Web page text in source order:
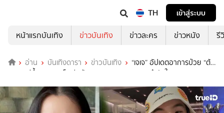
TH
เข้าสู่ระบบ
หน้าแรกบันเทิง
ข่าวบันเทิง ข่าวละคร ข่าวหนัง รี
อ่าน บันเทิงดารา ข่าวบันเทิง
“เจเจ” อัปเดตอาการป่วย “ต้า
เหนิง“ ดีขึ้น สงสารเห็นอีกฝ่ายทรมาน ขอบคุณทุกกำลังใจ